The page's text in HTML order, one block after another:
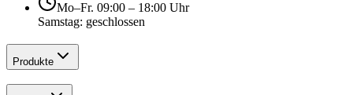
Mo–Fr. 09:00 – 18:00 Uhr
Samstag: geschlossen
Produkte